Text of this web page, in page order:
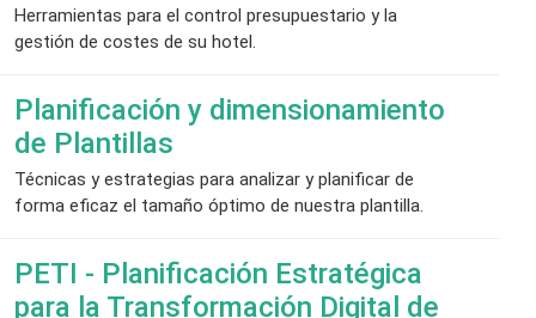
Herramientas para el control presupuestario y la
gestión de costes de su hotel.
Planificación y dimensionamiento
de Plantillas
Técnicas y estrategias para analizar y planificar de
forma eficaz el tamaño óptimo de nuestra plantilla.
PETI - Planificación Estratégica
para la Transformación Digital de